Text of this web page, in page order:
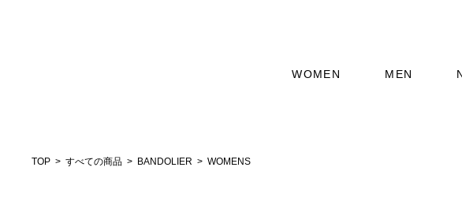
WOMEN MEN
TOP すべての商品 BANDOLIER WOMENS
WOMENS MENS